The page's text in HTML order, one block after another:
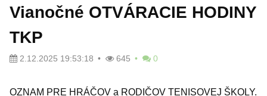
Vianočné OTVÁRACIE HODINY
TKP
2.12.2025 19:53:18 645 0
OZNAM PRE HRÁČOV a RODIČOV TENISOVEJ ŠKOLY.